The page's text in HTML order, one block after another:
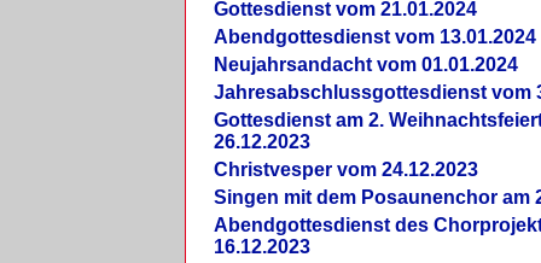
Gottesdienst vom 21.01.2024
Abendgottesdienst vom 13.01.2024
Neujahrsandacht vom 01.01.2024
Jahresabschlussgottesdienst vom
Gottesdienst am 2.
26.12.2023
Christvesper vom 24.12.2023
Singen mit dem Posaunenchor am
Abendgottesdienst des
16.12.2023